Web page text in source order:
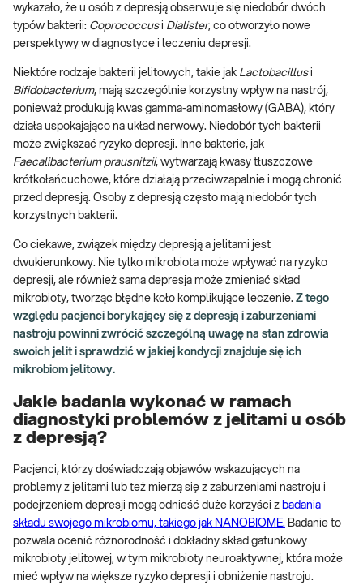
wykazało, że u osób z depresją obserwuje się niedobór dwóch
typów bakterii: Coprococcusi Dialister, co otworzyło nowe
perspektywy w diagnostyce i leczeniu depresji.
Niektóre rodzaje bakterii jelitowych, takie jak Lactobacillusi
Bifidobacterium, mają szczególnie korzystny wpływ na nastrój,
ponieważ produkują kwas gamma-aminomasłowy (GABA), który
działa uspokajająco na układ nerwowy. Niedobór tych bakterii
może zwiększać ryzyko depresji. Inne bakterie, jak
Faecalibacterium prausnitzii, wytwarzają kwasy tłuszczowe
krótkołańcuchowe, które działają przeciwzapalnie i mogą chronić
przed depresją. Osoby z depresją często mają niedobór tych
korzystnych bakterii.
Co ciekawe, związek między depresją a jelitami jest
dwukierunkowy. Nie tylko mikrobiota może wpływać na ryzyko
depresji, ale również sama depresja może zmieniać skład
mikrobioty, tworząc błędne koło komplikujące leczenie. Z tego
względu pacjenci borykający się z depresją i zaburzeniami
nastroju powinni zwrócić szczególną uwagę na stan zdrowia
swoich jelit i sprawdzić w jakiej kondycji znajduje się ich
mikrobiom jelitowy.
Jakie badania wykonać w ramach
diagnostyki problemów z jelitami u osób
z depresją?
Pacjenci, którzy doświadczają objawów wskazujących na
problemy z jelitami lub też mierzą się z zaburzeniami nastroju i
podejrzeniem depresji mogą odnieść duże korzyści z badania
składu swojego mikrobiomu, takiego jak NANOBIOME. Badanie to
pozwala ocenić różnorodność i dokładny skład gatunkowy
mikrobioty jelitowej, w tym mikrobioty neuroaktywnej, która może
mieć wpływ na większe ryzyko depresji i obniżenie nastroju.